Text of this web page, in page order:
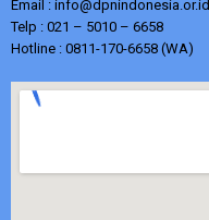
Email : info@dpnindonesia.or.id
Telp : 021 – 5010 – 6658
Hotline : 0811-170-6658 (WA)